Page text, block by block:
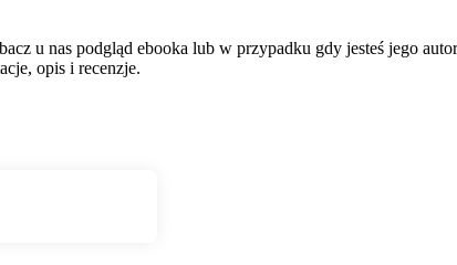
u nas podgląd ebooka lub w przypadku gdy jesteś jego
opis i recenzje.